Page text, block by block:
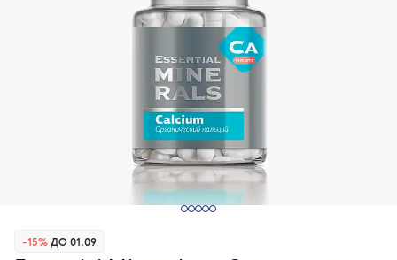
-15%ДО 01.09